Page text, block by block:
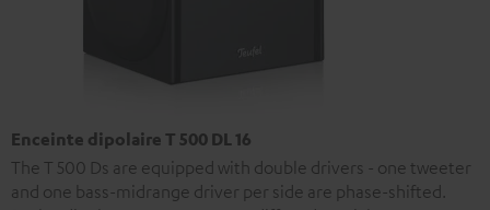
Enceinte dipolaire T 500 DL 16
The T 500 Ds are equipped with double drivers - one tweeter
and one bass-midrange driver per side are phase-shifted.